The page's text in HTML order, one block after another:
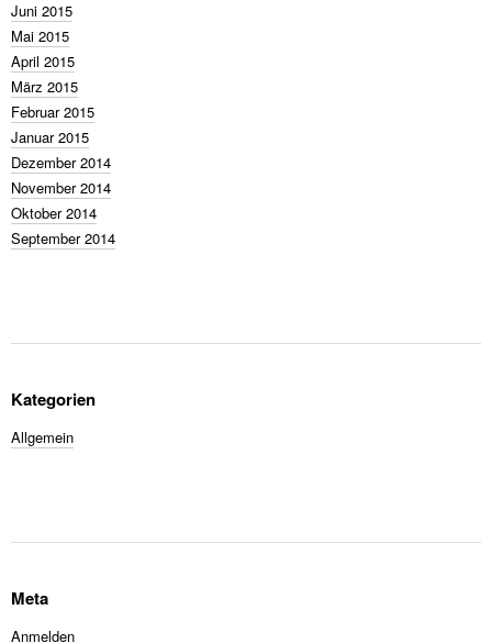
Juni 2015
Mai 2015
April 2015
März 2015
Februar 2015
Januar 2015
Dezember 2014
November 2014
Oktober 2014
September 2014
Kategorien
Allgemein
Meta
Anmelden